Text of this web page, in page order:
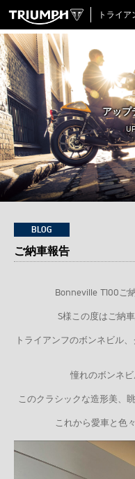
トライア
新車在庫情報
試乗車一覧
認定中古車
アクセサリー
クロージング
アップデート
店舗情報
採用情報
アップ
BLOG
ご納車報告
Bonneville T100ご
S様この度はご納
トライアンフのボンネビル
憧れのボンネビ
このクラシックな造形美、
これから愛車と色